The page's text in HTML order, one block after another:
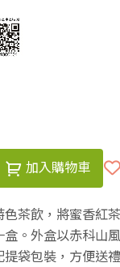
加入購物車
茶飲，將蜜香紅
。外盒以赤科山
袋包裝，方便送